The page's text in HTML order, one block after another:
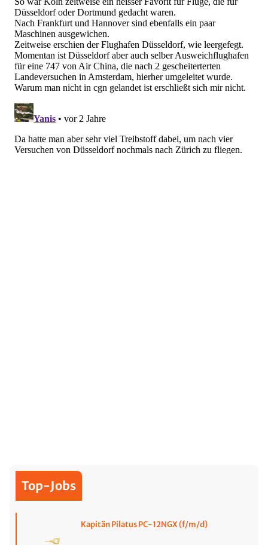
Top-Jobs
Kapitän Pilatus PC-12NGX (f/m/d)